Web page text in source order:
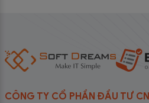
CÔNG TY CỔ PHẦN ĐẦU TƯ